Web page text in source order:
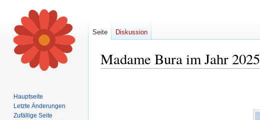
Madame Bura im Jahr 2025
Seite Diskussion
Hauptseite
Letzte Änderungen
Zufällige Seite